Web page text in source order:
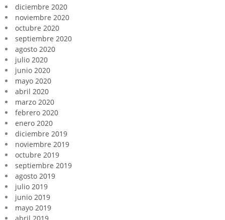
diciembre 2020
noviembre 2020
octubre 2020
septiembre 2020
agosto 2020
julio 2020
junio 2020
mayo 2020
abril 2020
marzo 2020
febrero 2020
enero 2020
diciembre 2019
noviembre 2019
octubre 2019
septiembre 2019
agosto 2019
julio 2019
junio 2019
mayo 2019
abril 2019